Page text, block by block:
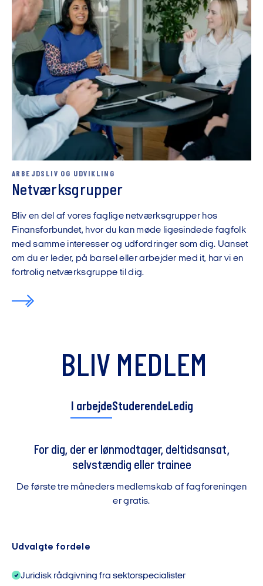
ARBEJDSLIV OG UDVIKLING
Netværksgrupper
Bliv en del af vores faglige netværksgrupper hos
Finansforbundet, hvor du kan møde ligesindede fagfolk
med samme interesser og udfordringer som dig. Uanset
om du er leder, på barsel eller arbejder med it, har vi en
fortrolig netværksgruppe til dig.
BLIV MEDLEM
I arbejdeStuderendeLedig
For dig, der er lønmodtager, deltidsansat,
selvstændig eller trainee
De første tre måneders medlemskab af fagforeningen
er gratis.
Udvalgte fordele
Juridisk rådgivning fra sektorspecialister